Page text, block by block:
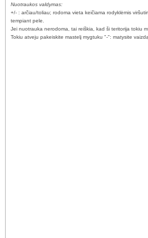
Nuotraukos valdymas:
+/- : arčiau/toliau; rodoma vieta keičiama rodyklėmis
tempiant pele.
Jei nuotrauka nerodoma, tai reiškia, kad ši teritorija tokiu
Tokiu atveju pakeiskite mastelį mygtuku "-": matysite